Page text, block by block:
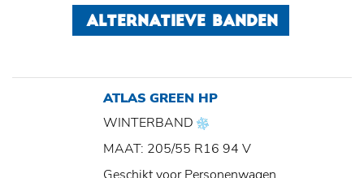
ALTERNATIEVE BANDEN
ATLAS GREEN HP
WINTERBAND
MAAT: 205/55 R16 94 V